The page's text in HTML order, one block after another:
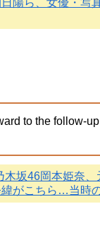
陽ら、女優・写
to the follow-
木坂46岡本姫奈
がこちら…当時